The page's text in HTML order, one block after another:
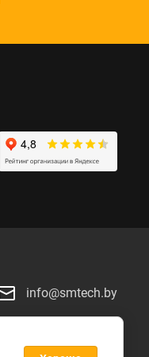
info@smtech.by